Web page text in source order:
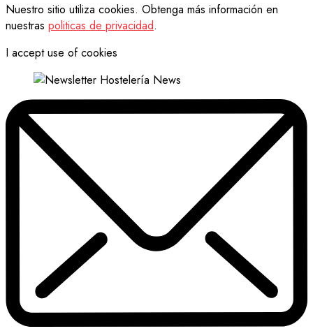
Nuestro sitio utiliza cookies. Obtenga más información en
nuestras politicas de privacidad.
I accept use of cookies